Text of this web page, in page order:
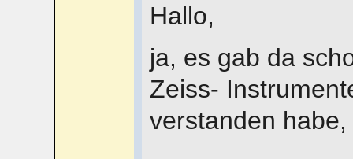
Hallo,
ja, es gab da
Zeiss-
verstanden